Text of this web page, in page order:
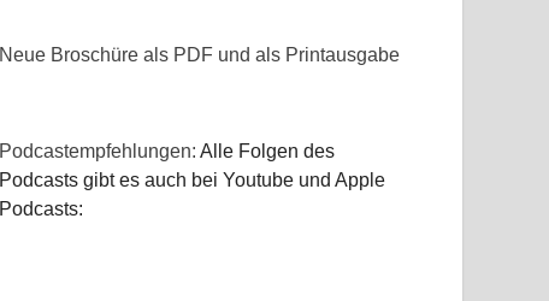
Neue Broschüre als PDF und als Printausgabe
Podcastempfehlungen:Alle Folgen des
Podcasts gibt es auch bei Youtube und Apple
Podcasts: